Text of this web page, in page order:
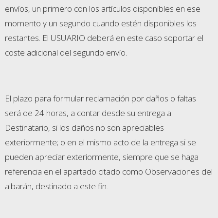
envíos, un primero con los artículos disponibles en ese
momento y un segundo cuando estén disponibles los
restantes. El USUARIO deberá en este caso soportar el
coste adicional del segundo envío.
El plazo para formular reclamación por daños o faltas
será de 24 horas, a contar desde su entrega al
Destinatario, si los daños no son apreciables
exteriormente; o en el mismo acto de la entrega si se
pueden apreciar exteriormente, siempre que se haga
referencia en el apartado citado como Observaciones del
albarán, destinado a este fin.